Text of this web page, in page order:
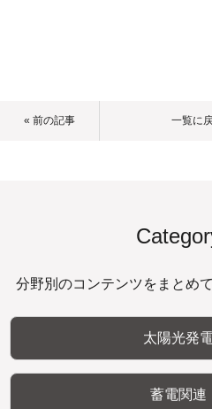
« 前の記事 一覧に
分野別のコンテンツをまとめ
太陽光発電
蓄電関連